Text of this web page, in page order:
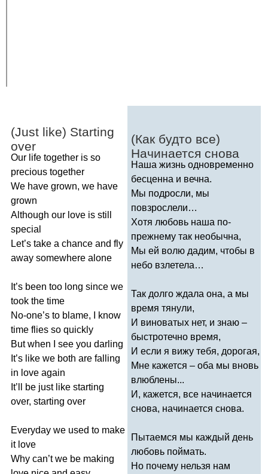
(Just like) Starting
over
Our life together is so
precious together
We have grown, we have
grown
Although our love is still
special
Let’s take a chance and fly
away somewhere alone
It’s been too long since we
took the time
No-one’s to blame,
know
time flies so quickly
But when see you darling
It’s like we both are falling
in love again
It’ be just like starting
over, starting over
Everyday we used to make
it love
Why can’t we be making
(Как будто все)
Начинается снова
Наша жизнь одновременно
бесценна и вечна.
Мы подросли, мы
повзрослели…
Хотя любовь наша по-
прежнему так необычна,
Мы ей волю дадим, чтобы в
небо взлетела…
Так долго ждала она, а мы
время тянули,
И виноватых нет, и знаю –
быстротечно время,
И если я вижу тебя, дорогая,
Мне кажется – оба мы вновь
влюблены...
И, кажется, все начинается
снова, начинается снова.
Пытаемся мы каждый день
любовь поймать.
Но почему нельзя нам